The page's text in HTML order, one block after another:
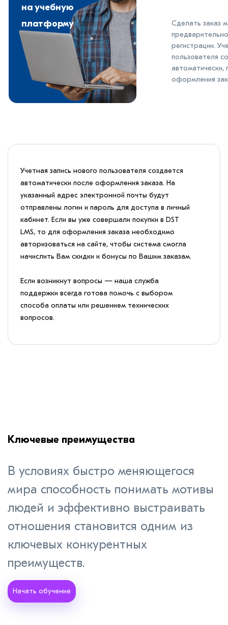
на учебную
платформу
Сделать заказ
регистрации.
пользователя
автоматически,
оформления
Учетная запись нового пользователя создается
автоматически после оформления заказа. На
указанный адрес электронной почты будут
отправлены логин и пароль для доступа в личный
кабинет. Если вы уже совершали покупки в DST
LMS, то для оформления заказа необходимо
авторизоваться на сайте, чтобы система смогла
начислить Вам скидки и бонусы по Вашим заказам.
Если возникнут вопросы — наша служба
поддержки всегда готова помочь с выбором
способа оплаты или решением технических
вопросов.
Ключевые преимущества
В условиях быстро меняющегося
мира способность понимать мотивы
людей и эффективно выстраивать
отношения становится одним из
ключевых конкурентных
преимуществ.
Начать обучение